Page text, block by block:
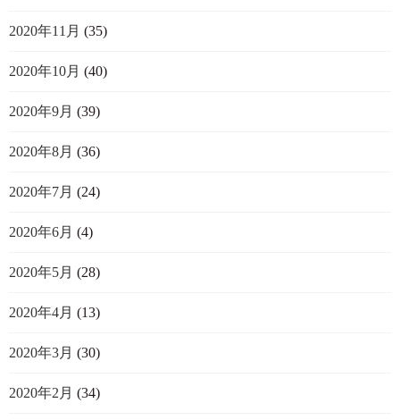
2020年11月 (35)
2020年10月 (40)
2020年9月 (39)
2020年8月 (36)
2020年7月 (24)
2020年6月 (4)
2020年5月 (28)
2020年4月 (13)
2020年3月 (30)
2020年2月 (34)